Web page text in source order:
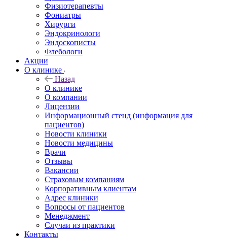
Физиотерапевты
Фониатры
Хирурги
Эндокринологи
Эндоскописты
Флебологи
Акции
О клинике
Назад
О клинике
О компании
Лицензии
Информационный стенд (информация для
пациентов)
Новости клиники
Новости медицины
Врачи
Отзывы
Вакансии
Страховым компаниям
Корпоративным клиентам
Адрес клиники
Вопросы от пациентов
Менеджмент
Случаи из практики
Контакты